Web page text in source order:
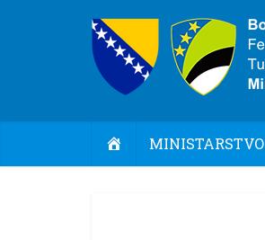
POČETNA
MINISTARSTVO